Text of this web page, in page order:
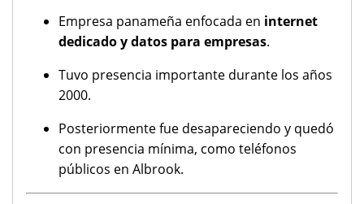
Empresa panameña enfocada en internet
dedicado y datos para empresas.
Tuvo presencia importante durante los años
2000.
Posteriormente fue desapareciendo y quedó
con presencia mínima, como teléfonos
públicos en Albrook.